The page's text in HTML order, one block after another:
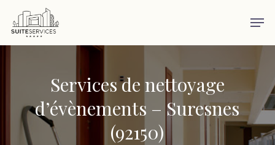
Skip
main
Services de nettoyage
d’évènements – Suresnes
(92150)